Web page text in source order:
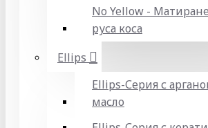
No Yellow -
руса коса
Ellips
Ellips-Серия с
масло